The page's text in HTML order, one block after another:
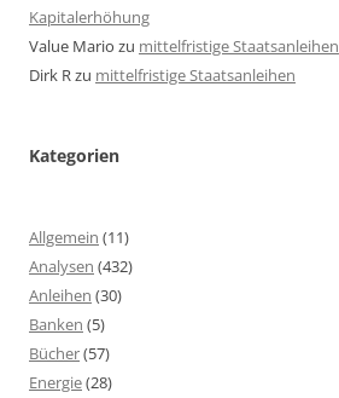
Kapitalerhöhung
Value Mario zu mittelfristige Staatsanleihen
Dirk Rzu mittelfristige Staatsanleihen
Kategorien
Allgemein (11)
Analysen (432)
Anleihen (30)
Banken (5)
Bücher(57)
Energie(28)